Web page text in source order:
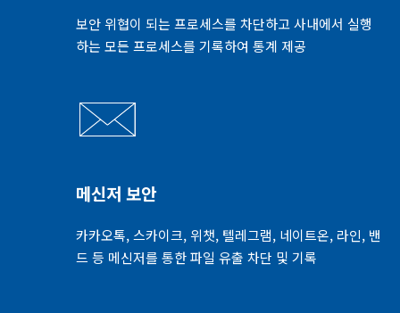
보안 위협이 되는 프로세스를 차단하고 사내에서 실행
하는 모든 프로세스를 기록하여 통계 제공
메신저 보안
카카오톡, 스카이크, 위챗, 텔레그램, 네이트온, 라인, 밴
드 등 메신저를 통한 파일 유출 차단 및 기록